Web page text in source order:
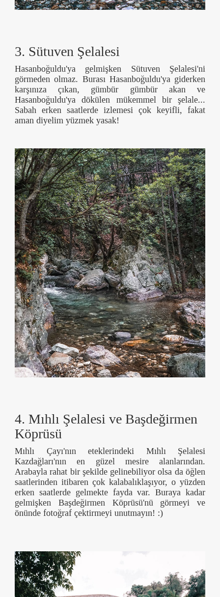
3. Sütuven Şelalesi
Hasanboğuldu'ya gelmişken Sütuven Şelalesi'ni
görmeden olmaz. Burası Hasanboğuldu'ya giderken
karşınıza çıkan, gümbür gümbür akan ve
Hasanboğuldu'ya dökülen mükemmel bir şelale...
Sabah erken saatlerde izlemesi çok keyifli, fakat
aman diyelim yüzmek yasak!
4. Mıhlı Şelalesi ve Başdeğirmen
Köprüsü
Mıhlı Çayı'nın eteklerindeki Mıhlı Şelalesi
Kazdağları'nın en güzel mesire alanlarından.
Arabayla rahat bir şekilde gelinebiliyor olsa da öğlen
saatlerinden itibaren çok kalabalıklaşıyor, o yüzden
erken saatlerde gelmekte fayda var. Buraya kadar
gelmişken Başdeğirmen Köprüsü'nü görmeyi ve
önünde fotoğraf çektirmeyi unutmayın! :)